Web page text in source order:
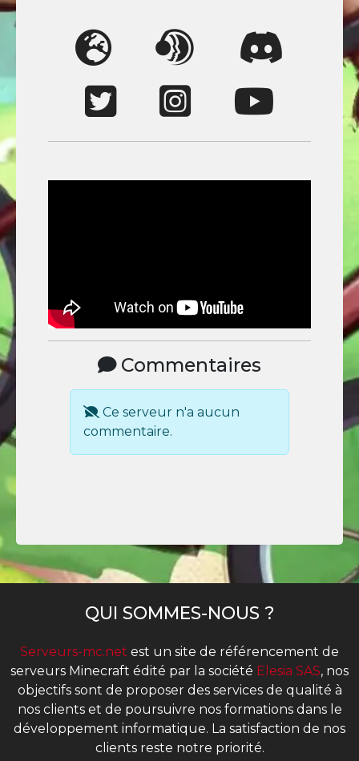
Commentaires
Ce serveur n'a aucun
commentaire.
QUI SOMMES-NOUS ?
Serveurs-mc.net est un site de référencement de
serveurs Minecraft édité par la société Elesia SAS, nos
objectifs sont de proposer des services de qualité à
nos clients et de poursuivre nos formations dans le
développement informatique. La satisfaction de nos
clients reste notre priorité.